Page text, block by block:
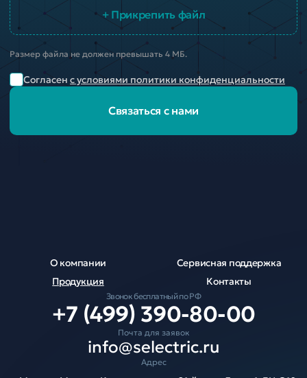
+ Прикрепить файл
Размер файла не должен превышать 4 МБ.
Согласен с условиями политики конфиденциальности
Связаться с нами
О компании
Продукция
Сервисная поддержка
Контакты
Звонок бесплатный по РФ
+7 (499) 390-80-00
Почта для заявок
info@selectric.ru
Адрес